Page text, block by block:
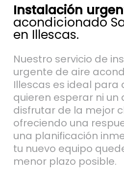
Instalación
acondicionado
en Illescas.
Nuestro servicio de
urgente de aire
Illescas es ideal para
quieren esperar ni
disfrutar de la mejor
ofreciendo una
una planificación
tu nuevo equipo
menor plazo posible.